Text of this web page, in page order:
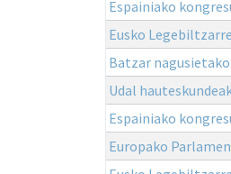
Espainiako
Eusko
Batzar
Udal
Espainiako
Europako